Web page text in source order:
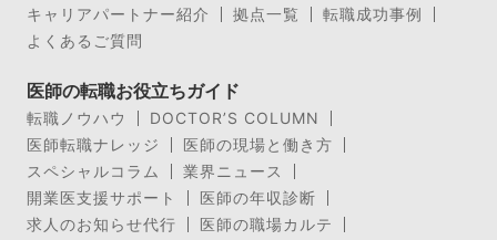
キャリアパートナー紹介
拠点一覧
転職成功事例
よくあるご質問
医師の転職お役立ちガイド
転職ノウハウ
DOCTOR’S COLUMN
医師転職ナレッジ
医師の現場と働き方
スペシャルコラム
業界ニュース
開業医支援サポート
医師の年収診断
求人のお知らせ代行
医師の職場カルテ